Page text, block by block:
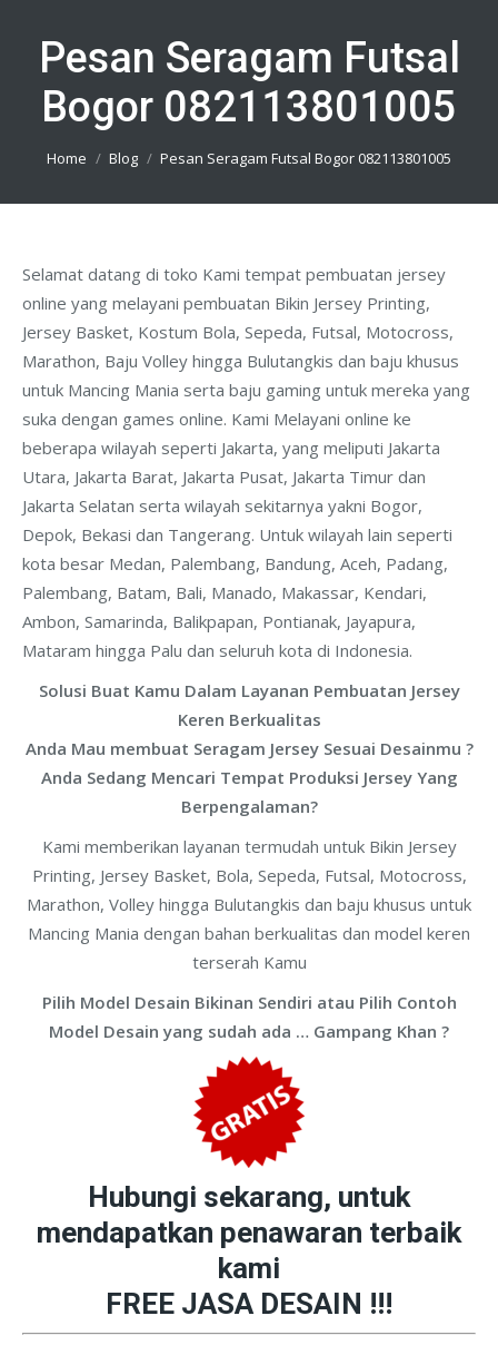
Pesan Seragam Futsal
Bogor 082113801005
You are here:
Home Blog Pesan Seragam Futsal Bogor 082113801005
Selamat datang di toko Kami tempat pembuatan jersey
online yang melayani pembuatan Bikin Jersey Printing,
Jersey Basket, Kostum Bola, Sepeda, Futsal, Motocross,
Marathon, Baju Volley hingga Bulutangkis dan baju khusus
untuk Mancing Mania serta baju gaming untuk mereka yang
suka dengan games online. Kami Melayani online ke
beberapa wilayah seperti Jakarta, yang meliputi Jakarta
Utara, Jakarta Barat, Jakarta Pusat, Jakarta Timur dan
Jakarta Selatan serta wilayah sekitarnya yakni Bogor,
Depok, Bekasi dan Tangerang. Untuk wilayah lain seperti
kota besar Medan, Palembang, Bandung, Aceh, Padang,
Palembang, Batam, Bali, Manado, Makassar, Kendari,
Ambon, Samarinda, Balikpapan, Pontianak, Jayapura,
Mataram hingga Palu dan seluruh kota di Indonesia.
Solusi Buat Kamu Dalam Layanan Pembuatan Jersey
Keren Berkualitas
Anda Mau membuat Seragam Jersey Sesuai Desainmu ?
Anda Sedang Mencari Tempat Produksi Jersey Yang
Berpengalaman?
Kami memberikan layanan termudah untuk Bikin Jersey
Printing, Jersey Basket, Bola, Sepeda, Futsal, Motocross,
Marathon, Volley hingga Bulutangkis dan baju khusus untuk
Mancing Mania dengan bahan berkualitas dan model keren
terserah Kamu
Pilih Model Desain Bikinan Sendiri atau Pilih Contoh
Model Desain yang sudah ada … Gampang Khan ?
Hubungi sekarang, untuk
mendapatkan penawaran terbaik
kami
FREE JASA DESAIN !!!